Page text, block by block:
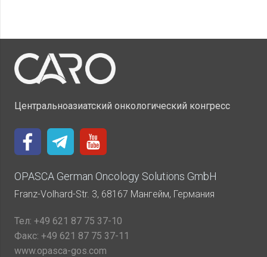
Центральноазиатский онкологический конгресс
OPASCA German Oncology Solutions GmbH
Franz-Volhard-Str. 3, 68167 Мангейм, Германия
Тел: +49 621 87 75 37-10
Факс: +49 621 87 75 37-11
www.opasca-gos.com